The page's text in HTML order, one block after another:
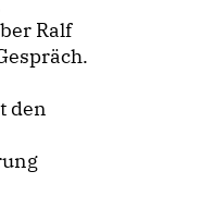
Ralf
den